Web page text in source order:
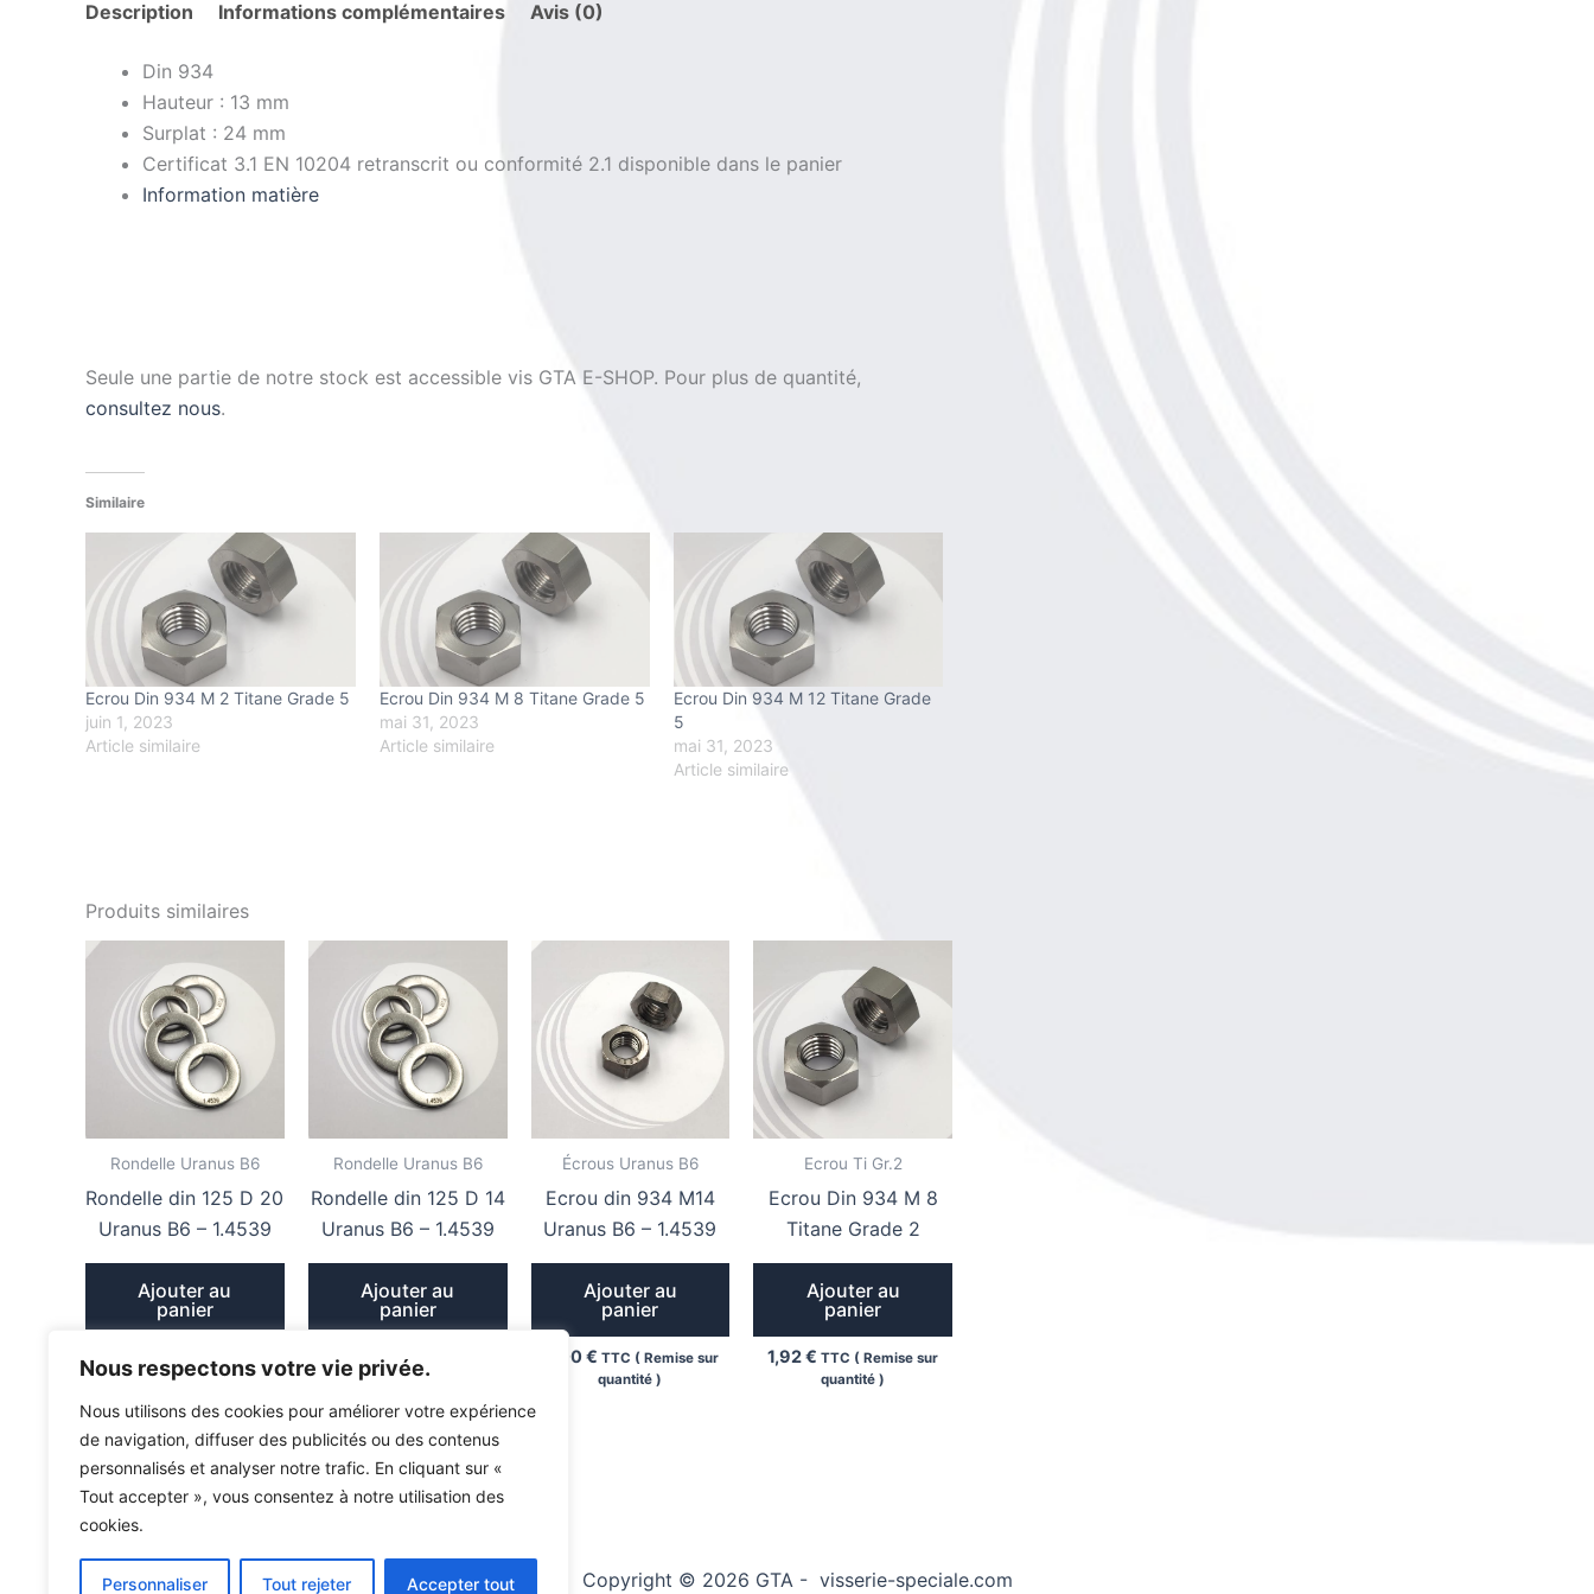
Nous respectons votre vie privée.
Nous utilisons des cookies pour améliorer votre expérience
de navigation, diffuser des publicités ou des contenus
personnalisés et analyser notre trafic. En cliquant sur «
Tout accepter », vous consentez à notre utilisation des
cookies.
Personnaliser Tout rejeter Accepter tout
M16
Description Informations complémentaires Avis (0)
Din 934
Hauteur : 13 mm
Surplat : 24 mm
Certificat 3.1 EN 10204 retranscrit ou conformité 2.1 disponible dans le panier
Information matière
Seule une partie de notre stock est accessible vis GTA E-SHOP. Pour plus de quantité,
consultez nous.
Similaire
Ecrou Din 934 M 2 Titane Grade 5
juin 1, 2023
Article similaire
Ecrou Din 934 M 8 Titane Grade 5
mai 31, 2023
Article similaire
Ecrou Din 934 M 12 Titane Grade
5
mai 31, 2023
Article similaire
Produits similaires
Rondelle Uranus B6
Rondelle din 125 D 20
Uranus B6 – 1.4539
Ajouter au
panier
TTC ( Remise sur
quantité )
Rondelle Uranus B6
Rondelle din 125 D 14
Uranus B6 – 1.4539
Ajouter au
panier
1,32
TTC ( Remise sur
quantité )
Écrous Uranus B6
Ecrou din 934 M14
Uranus B6 – 1.4539
Ajouter au
panier
6,00€ TTC ( Remise sur
quantité )
Ecrou Ti Gr.2
Ecrou Din 934 M 8
Titane Grade 2
Ajouter au
panier
1,92€ TTC ( Remise sur
quantité )
Copyright © 2026 GTA - visserie-speciale.com